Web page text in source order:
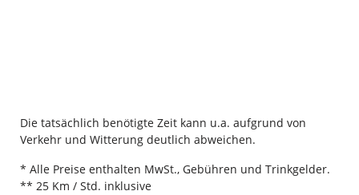
Die tatsächlich benötigte Zeit kann u.a. aufgrund von
Verkehr und Witterung deutlich abweichen.
* Alle Preise enthalten MwSt., Gebühren und Trinkgelder.
** 25 Km / Std. inklusive